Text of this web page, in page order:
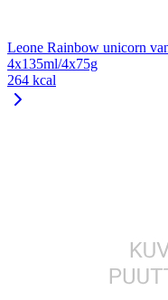
Leone Rainbow unicorn
4x135ml/4x75g
264 kcal